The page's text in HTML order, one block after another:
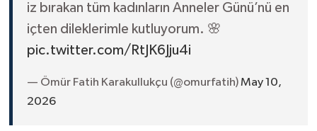
iz bırakan tüm kadınların Anneler Günü’nü en
içten dileklerimle kutluyorum. 🌸
pic.twitter.com/RtJK6Jju4i
— Ömür Fatih Karakullukçu (@omurfatih)May 10,
2026